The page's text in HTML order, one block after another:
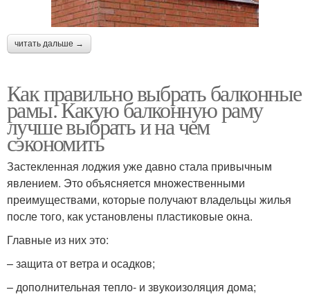
читать дальше →
Как правильно выбрать балконные
рамы. Какую балконную раму
лучше выбрать и на чем
сэкономить
Застекленная лоджия уже давно стала привычным
явлением. Это объясняется множественными
преимуществами, которые получают владельцы жилья
после того, как установлены пластиковые окна.
Главные из них это:
– защита от ветра и осадков;
– дополнительная тепло- и звукоизоляция дома;